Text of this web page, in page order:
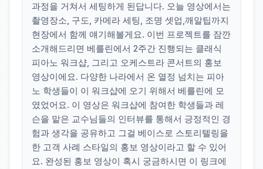
과정을 거쳐서 세팅하게 된답니다. 오늘 영상에서는
촬영장소, 구도, 카메라 세팅, 조명 셋업,깨알팁까지
현장에서 함께 얘기해볼게요. 이번 프로젝트를 잠깐
소개해드리면 베를린에서 2주간 진행되는 클래식
피아노 워크샵, 그리고 오케스트라 콘서트의 홍보
영상이에요. 다양한 나라에서 온 열정 넘치는 피아
노 학생들이 이 워크샵에 오기 위해서 베를린에 모
였었어요. 이 영상은 워크샵에 참여한 학생들과 레
슨을 맡은 교수님들의 인터뷰를 통해서 긍정적인 경
험과 생각을 공유하고 그걸 베이스로 스토리텔링을
한 고객 사례 스타일의 홍보 영상이라고 할 수 있어
요. 완성된 홍보 영상이 혹시 궁금하시면 이 링크에